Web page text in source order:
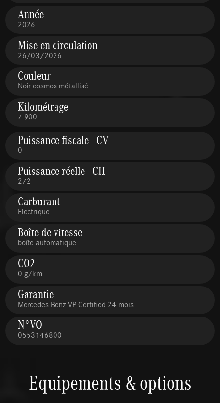
Année
2026
Mise en circulation
26/03/2026
Couleur
Noir cosmos métallisé
Kilométrage
7 900
Puissance fiscale - CV
0
Puissance réelle - CH
272
Carburant
Electrique
Boîte de vitesse
boîte automatique
CO2
0 g/km
Garantie
Mercedes-Benz VP Certified 24 mois
N°VO
0553146800
Equipements & options